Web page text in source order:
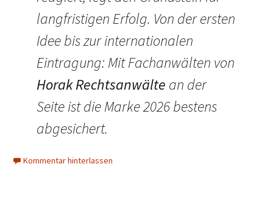
langfristigen Erfolg. Von der ersten
Idee bis zur internationalen
Eintragung: Mit Fachanwälten von
Horak Rechtsanwälte an der
Seite ist die Marke 2026 bestens
abgesichert.
Kommentar hinterlassen